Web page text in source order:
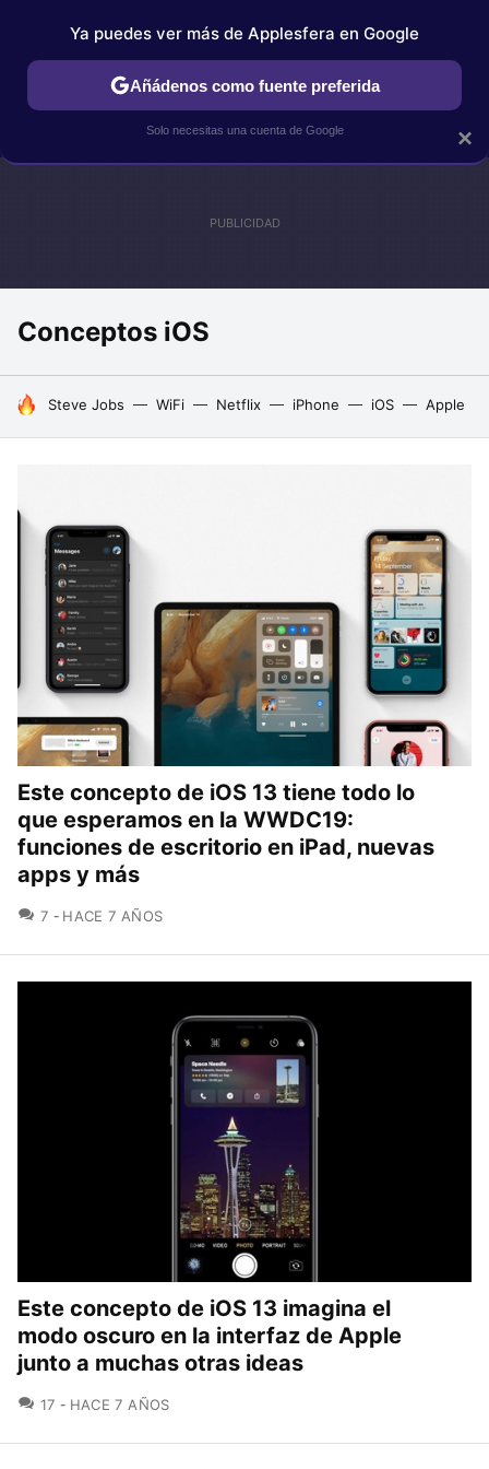
IPHONE TUTORIALES APPLESFERA SELECCIÓN
Conceptos iOS
HOY SE HABLA DE
Steve Jobs WiFi Netflix iPhone iOS Apple
Este concepto de iOS 13 tiene todo lo
que esperamos en la WWDC19:
funciones de escritorio en iPad, nuevas
apps y más
7 COMENTARIOS
HACE 7 AÑOS
Este concepto de iOS 13 imagina el
modo oscuro en la interfaz de Apple
junto a muchas otras ideas
17 COMENTARIOS
HACE 7 AÑOS
×
Ya puedes ver más de Applesfera en Google
Añádenos como fuente preferida
Solo necesitas una cuenta de Google